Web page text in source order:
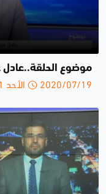
موضوع
2020/07/19 الأحد 23:31 م